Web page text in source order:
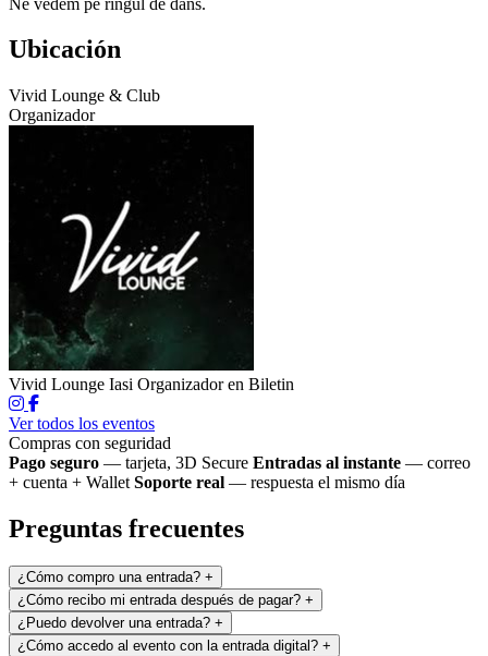
Ubicación
Vivid Lounge & Club
Organizador
Vivid Lounge Iasi Organizador en Biletin
Ver todos los eventos
Compras con seguridad
Pago seguro — tarjeta, 3D Secure Entradas al instante — correo
+ cuenta + Wallet Soporte real — respuesta el mismo día
Preguntas frecuentes
¿Cómo compro una entrada? +
¿Cómo recibo mi entrada después de pagar? +
¿Puedo devolver una entrada? +
¿Cómo accedo al evento con la entrada digital? +